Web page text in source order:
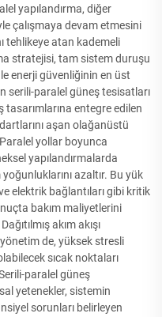
yapılandırma, diğer
çalışmaya devam etmesini
tehlikeye atan kademeli
stratejisi, tam sistem duruşu
enerji güvenliğinin en üst
serili-paralel güneş tesisatları
entegre edilen
aşan olağanüstü
yollar boyunca
yapılandırmalarda
yoğunluklarını azaltır. Bu yük
elektrik bağlantıları gibi kritik
bakım maliyetlerini
akım akışı
de, yüksek stresli
sıcak noktaları
paralel güneş
yetenekler, sistemin
sorunları belirleyen